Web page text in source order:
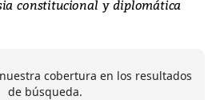
constitucional y diplomática
cobertura en los resultados
de búsqueda.